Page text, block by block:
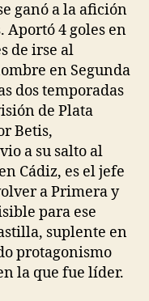
ganó a la afición
Aportó 4 goles en
de irse al
en Segunda
dos temporadas
de Plata
Betis,
a su salto al
Cádiz, es el jefe
a Primera y
para ese
suplente en
protagonismo
la que fue líder.